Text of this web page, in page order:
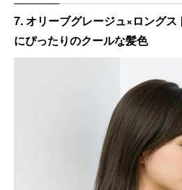
7. オリーブグレージュ×ロングス
にぴったりのクールな髪色